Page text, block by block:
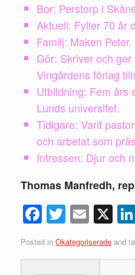
Bor: Perstorp i
Aktuell: Fyller 70 år
Familj: Maken Peter.
Gör: Skriver och
Vingårdens förlag
Utbildning: Fem års
Lunds universitet.
Tidigare: Varit
och arbetat som
Intressen: Djur och
Thomas Manfredh,
Fac
Twi
Ema
Posted in Okategoriserade and